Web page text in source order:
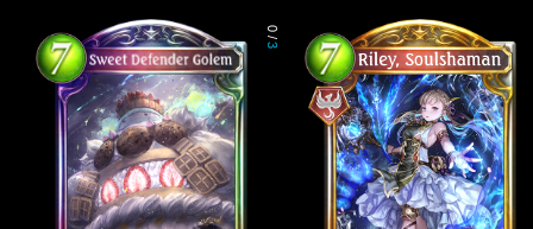
0
/
3